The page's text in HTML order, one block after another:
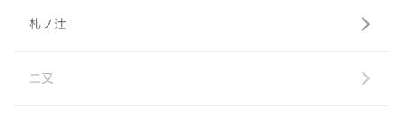
札ノ辻
二又